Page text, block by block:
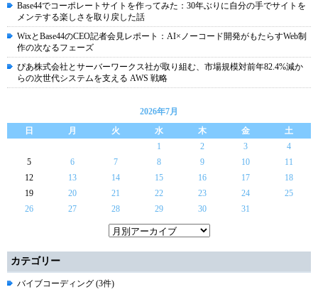
Base44でコーポレートサイトを作ってみた：30年ぶりに自分の手でサイトを
メンテする楽しさを取り戻した話
WixとBase44のCEO記者会見レポート：AI×ノーコード開発がもたらすWeb制
作の次なるフェーズ
ぴあ株式会社とサーバーワークス社が取り組む、市場規模対前年82.4%減か
らの次世代システムを支える AWS 戦略
2026年7月
日
月 火 水 木 金
土
1
2 3
4
5
6 7 8 9 10
11
12
13 14 15 16 17
18
19
20 21 22 23 24
25
26
27 28 29 30 31
カテゴリー
バイブコーディング (3件)